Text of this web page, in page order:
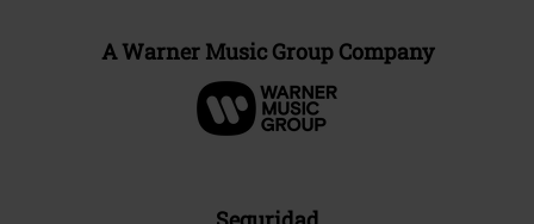
A Warner Music Group Company